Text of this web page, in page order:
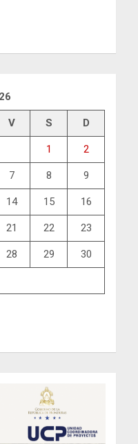
V S D
1 2
7 8 9
14 15 16
21 22 23
28 29 30